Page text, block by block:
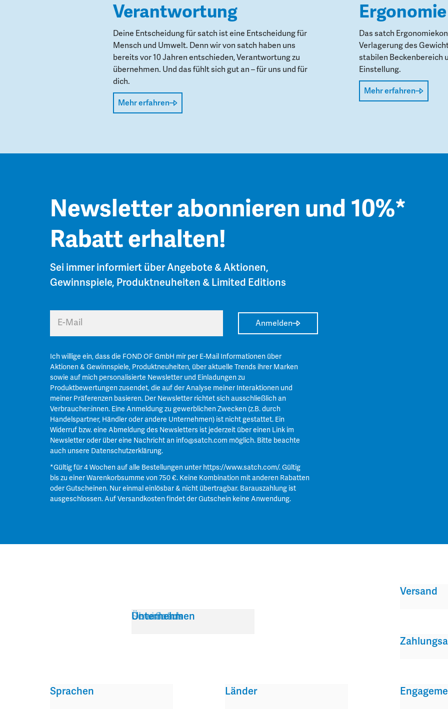
Verantwortung
Deine Entscheidung für satch ist eine Entscheidung für
Mensch und Umwelt. Denn wir von satch haben uns
bereits vor 10 Jahren entschieden, Verantwortung zu
übernehmen. Und das fühlt sich gut an – für uns und für
dich.
Mehr erfahren
Ergonomie
Das satch
Verlagerung des
stabilen Beckenbereich
Einstellung.
Mehr erfahren
Newsletter abonnieren und 10%*
Rabatt erhalten!
Sei immer informiert über Angebote & Aktionen,
Gewinnspiele, Produktneuheiten & Limited Editions
E-Mail Anmelden
Ich willige ein, dass die FOND OF GmbH mir per E-Mail Informationen über
Aktionen & Gewinnspiele, Produktneuheiten, über aktuelle Trends ihrer Marken
sowie auf mich personalisierte Newsletter und Einladungen zu
Produktbewertungen zusendet, die auf der Analyse meiner Interaktionen und
meiner Präferenzen basieren. Der Newsletter richtet sich ausschließlich an
Verbraucher:innen. Eine Anmeldung zu gewerblichen Zwecken (z.B. durch
Handelspartner, Händler oder andere Unternehmen) ist nicht gestattet. Ein
Widerruf bzw. eine Abmeldung des Newsletters ist jederzeit über einen Link im
Newsletter oder über eine Nachricht an info@satch.com möglich. Bitte beachte
auch unsere Datenschutzerklärung.
*Gültig für 4 Wochen auf alle Bestellungen unter https://www.satch.com/. Gültig
bis zu einer Warenkorbsumme von 750 €. Keine Kombination mit anderen Rabatten
oder Gutscheinen. Nur einmal einlösbar & nicht übertragbar. Barauszahlung ist
ausgeschlossen. Auf Versandkosten findet der Gutschein keine Anwendung.
Service
Über Satch
Downloads
Unternehmen
Versand
Sprachen Länder